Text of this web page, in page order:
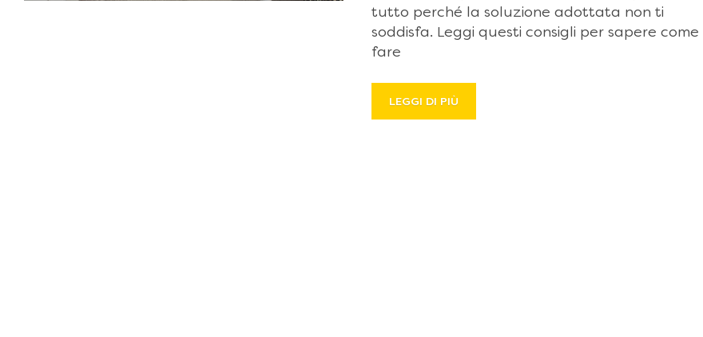
tutto perché la soluzione adottata non ti
soddisfa. Leggi questi consigli per sapere come
fare
LEGGI DI PIÙ